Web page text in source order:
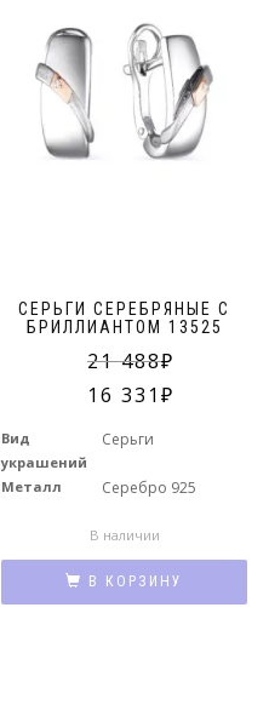
СЕРЬГИ СЕРЕБРЯНЫЕ С
БРИЛЛИАНТОМ 13525
21 488
16 331
Вид
украшений
Серьги
Металл Серебро 925
В наличии
В КОРЗИНУ